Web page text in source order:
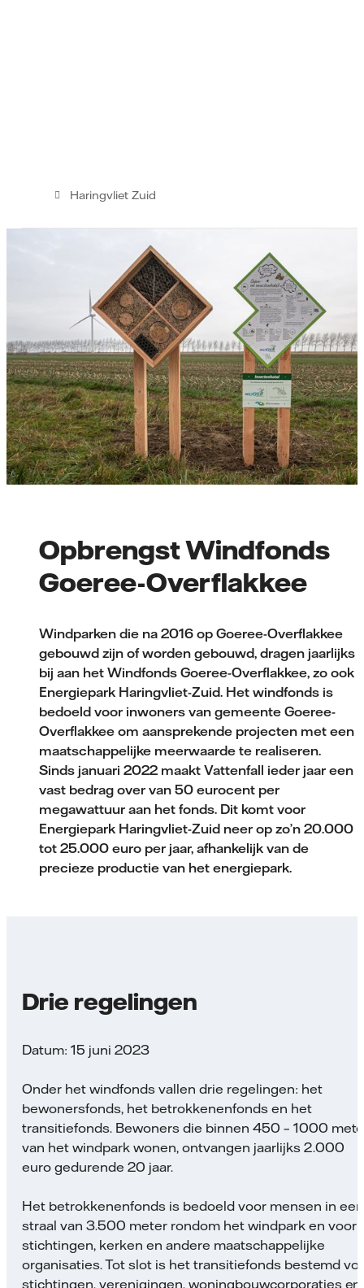
Haringvliet Zuid
Opbrengst Windfonds
Goeree-Overflakkee
Windparken die na 2016 op Goeree-Overflakkee
gebouwd zijn of worden gebouwd, dragen jaarlijks
bij aan het Windfonds Goeree-Overflakkee, zo ook
Energiepark Haringvliet-Zuid. Het windfonds is
bedoeld voor inwoners van gemeente Goeree-
Overflakkee om aansprekende projecten met een
maatschappelijke meerwaarde te realiseren.
Sinds januari 2022 maakt Vattenfall ieder jaar een
vast bedrag over van 50 eurocent per
megawattuur aan het fonds. Dit komt voor
Energiepark Haringvliet-Zuid neer op zo’n 20.000
tot 25.000 euro per jaar, afhankelijk van de
precieze productie van het energiepark.
Drie regelingen
Datum: 15 juni 2023
Onder het windfonds vallen drie regelingen: het
bewonersfonds, het betrokkenenfonds en het
transitiefonds. Bewoners die binnen 450 – 1000
van het windpark wonen, ontvangen jaarlijks 2.000
euro gedurende 20 jaar.
Het betrokkenenfonds is bedoeld voor mensen in een
straal van 3.500 meter rondom het windpark en voor
stichtingen, kerken en andere maatschappelijke
organisaties. Tot slot is het transitiefonds bestemd
stichtingen, verenigingen, woningbouwcorporaties en